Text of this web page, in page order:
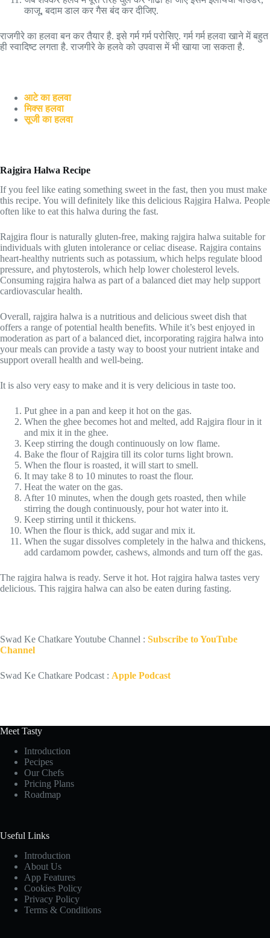
काजू, बदाम डाल कर गैस बंद कर दीजिए.
राजगीरे का हलवा बन कर तैयार है. इसे गर्म गर्म परोसिए. गर्म गर्म हलवा खाने में बहुत
ही स्वादिष्ट लगता है. राजगीरे के हलवे को उपवास में भी खाया जा सकता है.
आटे का हलवा
मिक्स हलवा
सूजी का हलवा
Rajgira Halwa Recipe
If you feel like eating something sweet in the fast, then you must make
this recipe. You will definitely like this delicious Rajgira Halwa. People
often like to eat this halwa during the fast.
Rajgira flour is naturally gluten-free, making rajgira halwa suitable for
individuals with gluten intolerance or celiac disease. Rajgira contains
heart-healthy nutrients such as potassium, which helps regulate blood
pressure, and phytosterols, which help lower cholesterol levels.
Consuming rajgira halwa as part of a balanced diet may help support
cardiovascular health.
Overall, rajgira halwa is a nutritious and delicious sweet dish that
offers a range of potential health benefits. While it’s best enjoyed in
moderation as part of a balanced diet, incorporating rajgira halwa into
your meals can provide a tasty way to boost your nutrient intake and
support overall health and well-being.
It is also very easy to make and it is very delicious in taste too.
Put ghee in a pan and keep it hot on the gas.
When the ghee becomes hot and melted, add Rajgira flour in it
and mix it in the ghee.
Keep stirring the dough continuously on low flame.
Bake the flour of Rajgira till its color turns light brown.
When the flour is roasted, it will start to smell.
It may take 8 to 10 minutes to roast the flour.
Heat the water on the gas.
After 10 minutes, when the dough gets roasted, then while
stirring the dough continuously, pour hot water into it.
Keep stirring until it thickens.
When the flour is thick, add sugar and mix it.
When the sugar dissolves completely in the halwa and thickens,
add cardamom powder, cashews, almonds and turn off the gas.
The rajgira halwa is ready. Serve it hot. Hot rajgira halwa tastes very
delicious. This rajgira halwa can also be eaten during fasting.
Swad Ke Chatkare Youtube Channel : Subscribe to YouTube
Channel
Swad Ke Chatkare Podcast : Apple Podcast
Meet Tasty
Introduction
Pecipes
Our Chefs
Pricing Plans
Roadmap
Useful Links
Introduction
About Us
App Features
Cookies Policy
Privacy Policy
Terms & Conditions